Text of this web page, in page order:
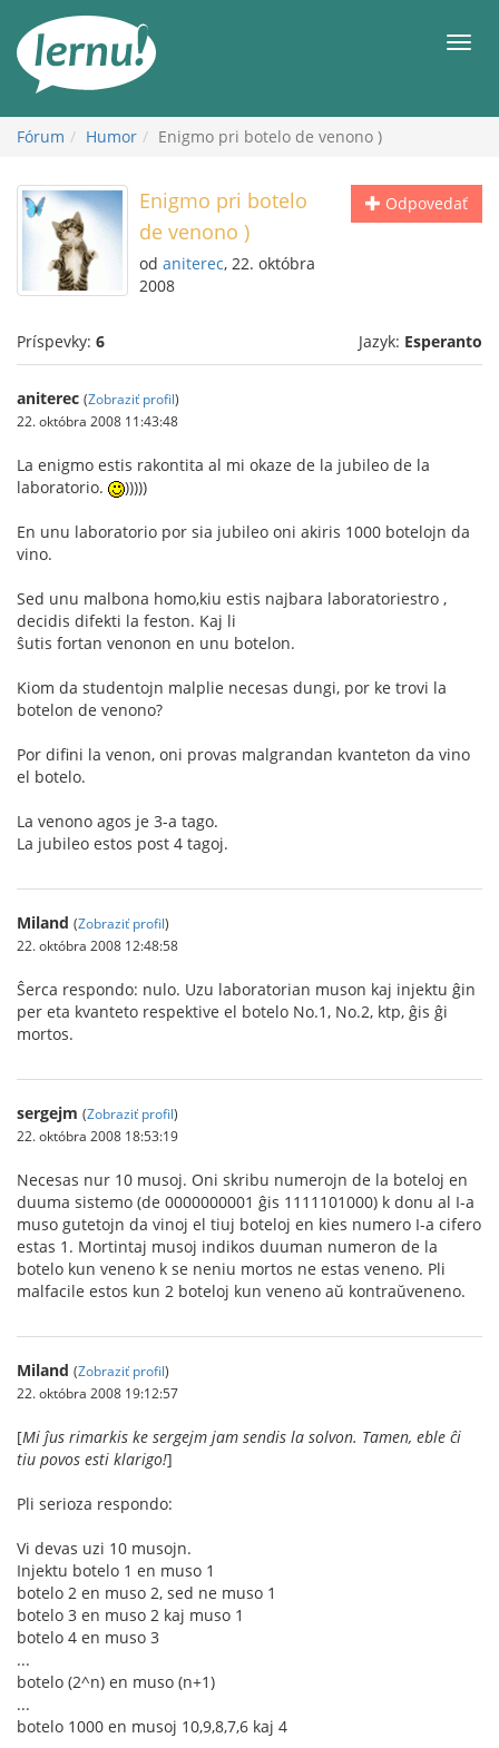
obsah
Fórum Humor Enigmo pri botelo de venono )
Odpovedať
Enigmo pri botelo
de venono )
od aniterec, 22. októbra
2008
Príspevky: 6 Jazyk: Esperanto
aniterec (Zobraziť profil)
22. októbra 2008 11:43:48
La enigmo estis rakontita al mi okaze de la jubileo de la
laboratorio.
)))))
En unu laboratorio por sia jubileo oni akiris 1000 botelojn da
vino.
Sed unu malbona homo,kiu estis najbara laboratoriestro ,
decidis difekti la feston. Kaj li
ŝutis fortan venonon en unu botelon.
Kiom da studentojn malplie necesas dungi, por ke trovi la
botelon de venono?
Por difini la venon, oni provas malgrandan kvanteton da vino
el botelo.
La venono agos je 3-a tago.
La jubileo estos post 4 tagoj.
Miland (Zobraziť profil)
22. októbra 2008 12:48:58
Ŝerca respondo: nulo. Uzu laboratorian muson kaj injektu ĝin
per eta kvanteto respektive el botelo No.1, No.2, ktp, ĝis ĝi
mortos.
sergejm (Zobraziť profil)
22. októbra 2008 18:53:19
Necesas nur 10 musoj. Oni skribu numerojn de la boteloj en
duuma sistemo (de 0000000001 ĝis 1111101000) k donu al I-a
muso gutetojn da vinoj el tiuj boteloj en kies numero I-a cifero
estas 1. Mortintaj musoj indikos duuman numeron de la
botelo kun veneno k se neniu mortos ne estas veneno. Pli
malfacile estos kun 2 boteloj kun veneno aŭ kontraŭveneno.
Miland (Zobraziť profil)
22. októbra 2008 19:12:57
[Mi ĵus rimarkis ke sergejm jam sendis la solvon. Tamen, eble ĉi
tiu povos esti klarigo!]
Pli serioza respondo:
Vi devas uzi 10 musojn.
Injektu botelo 1 en muso 1
botelo 2 en muso 2, sed ne muso 1
botelo 3 en muso 2 kaj muso 1
botelo 4 en muso 3
...
botelo (2^n) en muso (n+1)
...
botelo 1000 en musoj 10,9,8,7,6 kaj 4